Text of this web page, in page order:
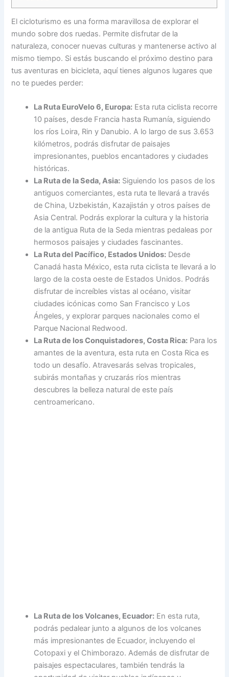
El cicloturismo es una forma maravillosa de explorar el
mundo sobre dos ruedas. Permite disfrutar de la
naturaleza, conocer nuevas culturas y mantenerse activo al
mismo tiempo. Si estás buscando el próximo destino para
tus aventuras en bicicleta, aquí tienes algunos lugares que
no te puedes perder:
La Ruta EuroVelo 6, Europa: Esta ruta ciclista recorre
10 países, desde Francia hasta Rumanía, siguiendo
los ríos Loira, Rin y Danubio. A lo largo de sus 3.653
kilómetros, podrás disfrutar de paisajes
impresionantes, pueblos encantadores y ciudades
históricas.
La Ruta de la Seda, Asia: Siguiendo los pasos de los
antiguos comerciantes, esta ruta te llevará a través
de China, Uzbekistán, Kazajistán y otros países de
Asia Central. Podrás explorar la cultura y la historia
de la antigua Ruta de la Seda mientras pedaleas por
hermosos paisajes y ciudades fascinantes.
La Ruta del Pacífico, Estados Unidos: Desde
Canadá hasta México, esta ruta ciclista te llevará a lo
largo de la costa oeste de Estados Unidos. Podrás
disfrutar de increíbles vistas al océano, visitar
ciudades icónicas como San Francisco y Los
Ángeles, y explorar parques nacionales como el
Parque Nacional Redwood.
La Ruta de los Conquistadores, Costa Rica: Para los
amantes de la aventura, esta ruta en Costa Rica es
todo un desafío. Atravesarás selvas tropicales,
subirás montañas y cruzarás ríos mientras
descubres la belleza natural de este país
centroamericano.
La Ruta de los Volcanes, Ecuador: En esta ruta,
podrás pedalear junto a algunos de los volcanes
más impresionantes de Ecuador, incluyendo el
Cotopaxi y el Chimborazo. Además de disfrutar de
paisajes espectaculares, también tendrás la